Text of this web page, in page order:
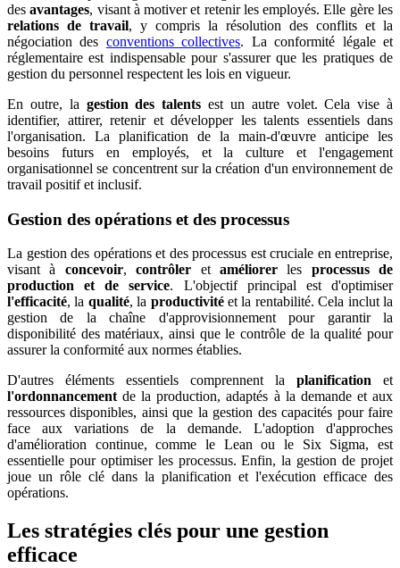
desavantages, visant à motiver et retenir les employés. Elle gère les
relations de travail, y compris la résolution des conflits et la
négociation des conventions collectives. La conformité légale et
réglementaire est indispensable pour s'assurer que les pratiques de
gestion du personnel respectent les lois en vigueur.
En outre, la gestion des talents est un autre volet. Cela vise à
identifier, attirer, retenir et développer les talents essentiels dans
l'organisation. La planification de la main-d'œuvre anticipe les
besoins futurs en employés, et la culture et l'engagement
organisationnel se concentrent sur la création d'un environnement de
travail positif et inclusif.
Gestion des opérations et des processus
La gestion des opérations et des processus est cruciale en entreprise,
visant à concevoir,contrôler et améliorerles processus de
production et de service. L'objectif principal est d'optimiser
l'efficacité, la qualité, la productivitéet la rentabilité. Cela inclut la
gestion de la chaîne d'approvisionnement pour garantir la
disponibilité des matériaux, ainsi que le contrôle de la qualité pour
assurer la conformité aux normes établies.
D'autres éléments essentiels comprennent la planification et
l'ordonnancementde la production, adaptés à la demande et aux
ressources disponibles, ainsi que la gestion des capacités pour faire
face aux variations de la demande. L'adoption d'approches
d'amélioration continue, comme le Lean ou le Six Sigma, est
essentielle pour optimiser les processus. Enfin, la gestion de projet
joue un rôle clé dans la planification et l'exécution efficace des
opérations.
Les stratégies clés pour une gestion
efficace